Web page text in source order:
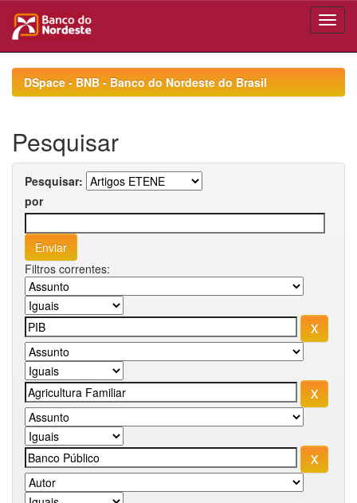
navigationDSpace - BNB - Banco do Nordeste do Brasil
Pesquisar
Pesquisar:
por
Filtros correntes: